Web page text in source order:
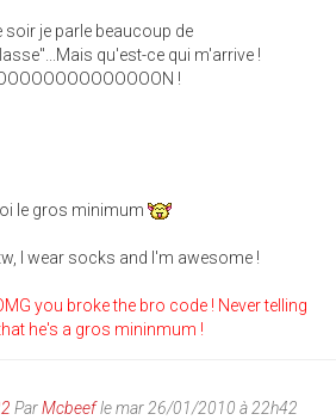
soir je parle beaucoup de
qu'est-ce qui m'arrive !
!
le gros minimum
I wear socks and I'm awesome !
you broke the bro code ! Never telling
he's a gros mininmum !
ParMcbeefle mar 26/01/2010 à 22h42